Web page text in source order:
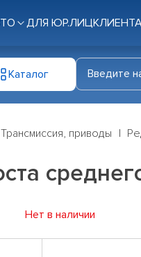
ДЛЯ ЮР.ЛИЦ
Каталог
Трансмиссия, приводы
Нет в наличии